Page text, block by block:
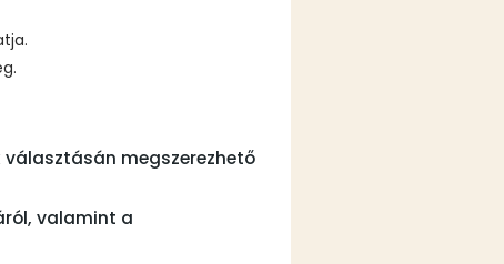
választásán megszerezhető
valamint a